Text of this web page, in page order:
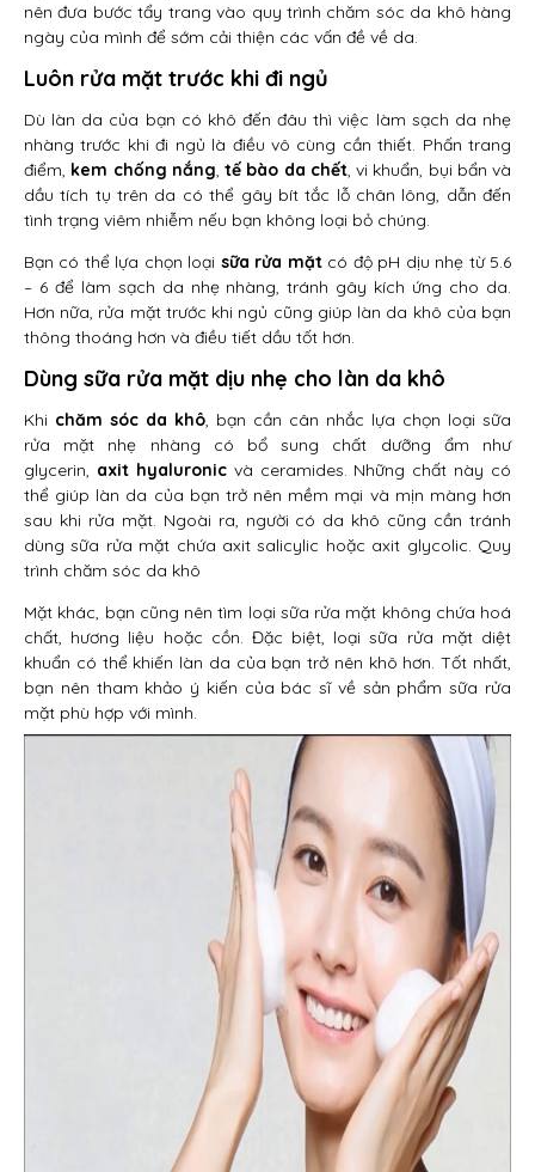
nên đưa bước tẩy trang vào quy trình chăm sóc da khô hàng
ngày của mình để sớm cải thiện các vấn đề về da.
Luôn rửa mặt trước khi đi ngủ
Dù làn da của bạn có khô đến đâu thì việc làm sạch da nhẹ
nhàng trước khi đi ngủ là điều vô cùng cần thiết. Phấn trang
điểm, kem chống nắng, tế bào da chết, vi khuẩn, bụi bẩn và
dầu tích tụ trên da có thể gây bít tắc lỗ chân lông, dẫn đến
tình trạng viêm nhiễm nếu bạn không loại bỏ chúng.
Bạn có thể lựa chọn loại sữa rửa mặtcó độ pH dịu nhẹ từ 5.6
– 6 để làm sạch da nhẹ nhàng, tránh gây kích ứng cho da.
Hơn nữa, rửa mặt trước khi ngủ cũng giúp làn da khô của bạn
thông thoáng hơn và điều tiết dầu tốt hơn.
Dùng sữa rửa mặt dịu nhẹ cho làn da khô
Khi chăm sóc da khô, bạn cần cân nhắc lựa chọn loại sữa
rửa mặt nhẹ nhàng có bổ sung chất dưỡng ẩm như
glycerin, axit hyaluronicvà ceramides. Những chất này có
thể giúp làn da của bạn trở nên mềm mại và mịn màng hơn
sau khi rửa mặt. Ngoài ra, người có da khô cũng cần tránh
dùng sữa rửa mặt chứa axit salicylic hoặc axit glycolic. Quy
trình chăm sóc da khô
Mặt khác, bạn cũng nên tìm loại sữa rửa mặt không chứa hoá
chất, hương liệu hoặc cồn. Đặc biệt, loại sữa rửa mặt diệt
khuẩn có thể khiến làn da của bạn trở nên khô hơn. Tốt nhất,
bạn nên tham khảo ý kiến của bác sĩ về sản phẩm sữa rửa
mặt phù hợp với mình.